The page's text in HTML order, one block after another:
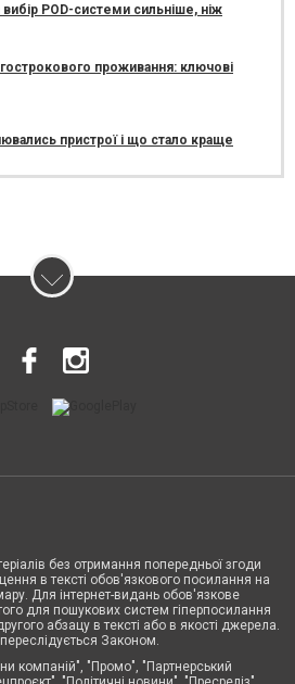
POD-системи сильніше, ніж
проживання: ключові
пристрої і що стало краще
без отримання попередньої згоди
в тексті обов'язкового посилання на
Для інтернет-видань обов'язкове
для пошукових систем гіперпосилання
абзацу в тексті або в якості джерела.
Законом.
компаній", "Промо", "Партнерський